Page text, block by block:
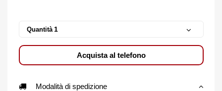
Quantità
Acquista al telefono
Modalità di spedizione